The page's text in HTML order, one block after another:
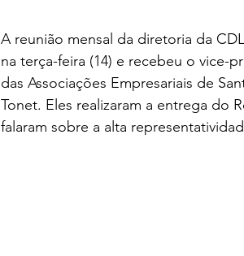
A reunião mensal da diretoria da
na terça-feira (14) e recebeu o vice-
das Associações Empresariais de
Tonet. Eles realizaram a entrega do
falaram sobre a alta